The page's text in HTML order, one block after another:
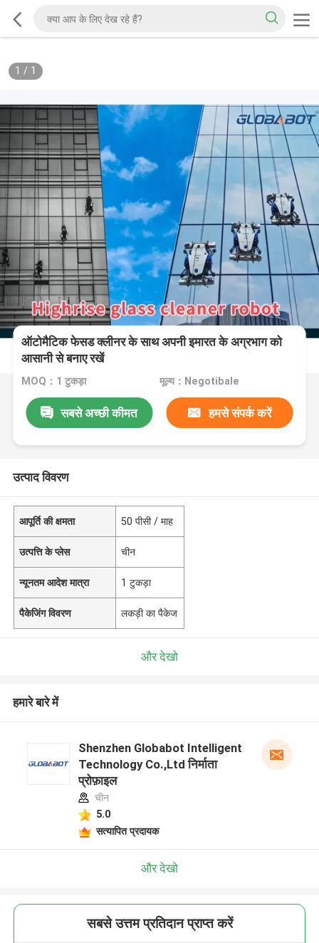
1 / 1
ऑटोमैटिक फेसड क्लीनर के साथ अपनी इमारत के अग्रभाग को
आसानी से बनाए रखें
MOQ：1 टुकड़ा मूल्य：Negotibale
सबसे अच्छी कीमत हमसे संपर्क करें
उत्पाद विवरण
आपूर्ति की क्षमता 50 पीसी / माह
उत्पत्ति के प्लेस चीन
न्यूनतम आदेश मात्रा 1 टुकड़ा
पैकेजिंग विवरण लकड़ी का पैकेज
और देखो
हमारे बारे में
Shenzhen Globabot Intelligent
Technology Co.,Ltd निर्माता
प्रोफ़ाइल
चीन
5.0
सत्यापित प्रदायक
और देखो
सबसे उत्तम प्रतिदान प्राप्त करें